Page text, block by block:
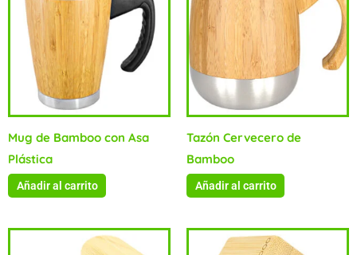
Mug de Bamboo con Asa
Plástica
Añadir al carrito
Tazón Cervecero de
Bamboo
Añadir al carrito